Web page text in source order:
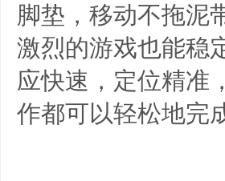
脚垫，移动不拖泥
激烈的游戏也能稳
应快速，定位精准
作都可以轻松地完